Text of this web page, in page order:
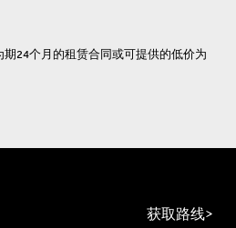
24个月的租赁合同或可提供的低价为
获取路线